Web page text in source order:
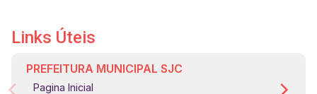
Links Úteis
PREFEITURA MUNICIPAL SJC
Pagina Inicial